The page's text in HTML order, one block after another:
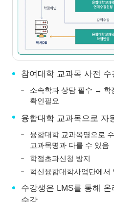
참여대학 교과목 사전 수
소속학과 상담 필수 → 학
확인필요
융합대학 교과목으로 자
융합대학 교과목명으로
교과목명과 다를 수 있음
학점초과신청 방지
혁신융합대학사업단에서
수강생은 LMS를 통해